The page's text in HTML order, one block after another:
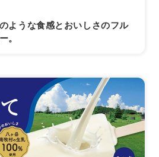
ような食感とおいしさのフル
。